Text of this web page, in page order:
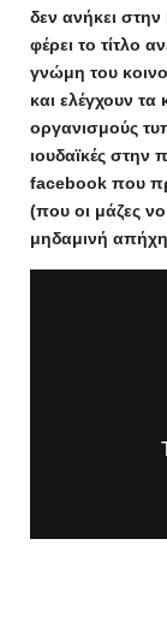
δεν ανήκει
φέρει το τίτλο
γνώμη του
και ελέγχουν τα
οργανισμούς
ιουδαϊκές στην
facebook που
(που οι μάζες
μηδαμινή